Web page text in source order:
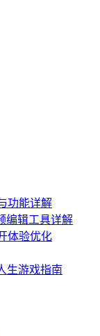
功能详解
编辑工具详解
体验优化
生游戏指南